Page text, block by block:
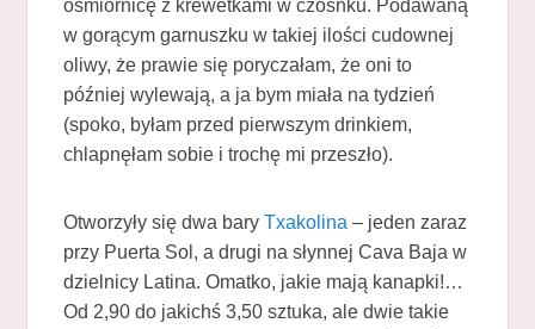
ośmiornicę z krewetkami w czosnku. Podawaną
w gorącym garnuszku w takiej ilości cudownej
oliwy, że prawie się poryczałam, że oni to
później wylewają, a ja bym miała na tydzień
(spoko, byłam przed pierwszym drinkiem,
chlapnęłam sobie i trochę mi przeszło).
Otworzyły się dwa baryTxakolina – jeden zaraz
przy Puerta Sol, a drugi na słynnej Cava Baja w
dzielnicy Latina. Omatko, jakie mają kanapki!…
Od 2,90 do jakichś 3,50 sztuka, ale dwie takie